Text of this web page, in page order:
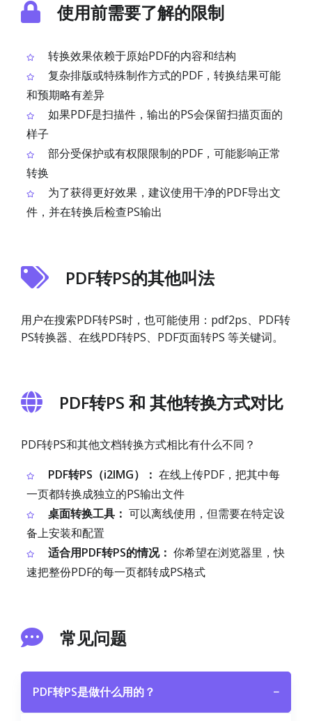
使用前需要了解的限制
转换效果依赖于原始PDF的内容和结构
复杂排版或特殊制作方式的PDF，转换结果可能
和预期略有差异
如果PDF是扫描件，输出的PS会保留扫描页面的
样子
部分受保护或有权限限制的PDF，可能影响正常
转换
为了获得更好效果，建议使用干净的PDF导出文
件，并在转换后检查PS输出
PDF转PS的其他叫法
用户在搜索PDF转PS时，也可能使用：pdf2ps、PDF转
PS转换器、在线PDF转PS、PDF页面转PS 等关键词。
PDF转PS 和 其他转换方式对比
PDF转PS和其他文档转换方式相比有什么不同？
PDF转PS（i2IMG）： 在线上传PDF，把其中每
一页都转换成独立的PS输出文件
桌面转换工具： 可以离线使用，但需要在特定设
备上安装和配置
适合用PDF转PS的情况： 你希望在浏览器里，快
速把整份PDF的每一页都转成PS格式
常见问题
PDF转PS是做什么用的？ −